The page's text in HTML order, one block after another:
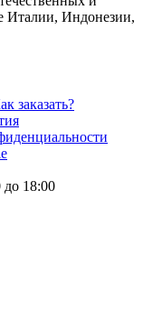
Италии, Индонезии,
заказать?
до 18:00